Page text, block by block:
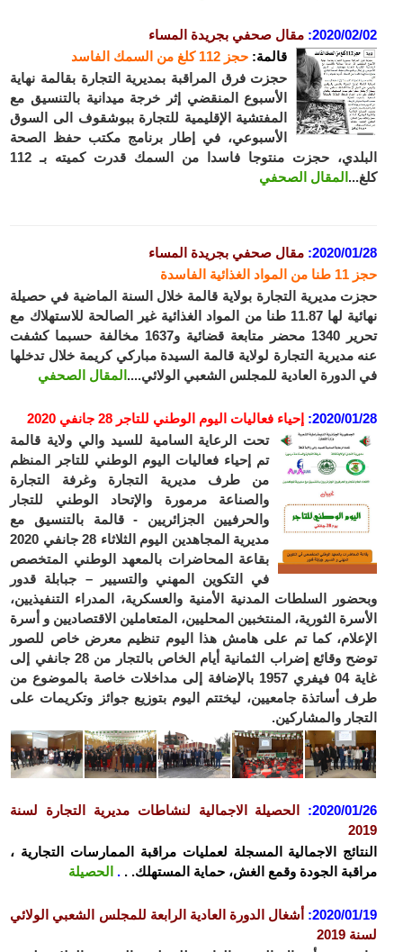
2020/ مقال صحفي بجريدة المساء
قالمة:
حجز 112 كلغ من السمك الفاسد
حجزت فرق المراقبة بمديرية التجارة بقالمة نهاية
الأسبوع المنقضي إثر خرجة ميدانية بالتنسيق مع
المفتشية الإقليمية للتجارة ببوشقوف الى السوق
الأسبوعي، في إطار برنامج مكتب حفظ الصحة
البلدي، حجزت منتوجا فاسدا من السمك قدرت كميته بـ 112
المقال الصحفي
2020/
:مقال صحفي بجريدة المساء
مديرية التجارة بولاية قالمة خلال السنة الماضية في حصيلة
نهائية لها 11.87 طنا من المواد الغذائية غير الصالحة للاستهلاك مع
تحرير 1340 محضر متابعة قضائية و1637 مخالفة حسبما كشفت
مديرية التجارة لولاية قالمة السيدة مباركي كريمة خلال تدخلها
العادية للمجلس الشعبي الولائي....المقال الصحفي
2020/
:إحياء فعاليات اليوم الوطني للتاجر 28 جانفي 2020
تحت الرعاية السامية للسيد والي ولاية قالمة
تم إحياء فعاليات اليوم الوطني للتاجر المنظم
من طرف مديرية التجارة وغرفة التجارة
والصناعة مرمورة والإتحاد الوطني للتجار
والحرفيين الجزائريين - قالمة بالتنسيق مع
مديرية المجاهدين اليوم الثلاثاء 28 جانفي 2020
بقاعة المحاضرات بالمعهد الوطني المتخصص
في التكوين المهني والتسيير – جبابلة قدور
السلطات المدنية الأمنية والعسكرية، المدراء التنفيذيين،
الثورية، المنتخبين المحليين، المتعاملين الاقتصاديين و أسرة
كما تم على هامش هذا اليوم تنظيم معرض خاص للصور
توضح وقائع إضراب الثمانية أيام الخاص بالتجار من 28 جانفي إلى
غاية 04 فيفري 1957 بالإضافة إلى مداخلات خاصة بالموضوع من
أساتذة جامعيين، ليختتم اليوم بتوزيع جوائز وتكريمات على
والمشاركين.
2020/
:الحصيلة الاجمالية لنشاطات مديرية التجارة لسنة
الاجمالية المسجلة لعمليات مراقبة الممارسات التجارية ،
الجودة وقمع الغش، حماية المستهلك. ..الحصيلة
2020/
: أشغال الدورة العادية الرابعة للمجلس الشعبي الولائي